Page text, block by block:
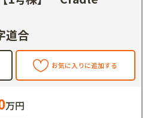
道合
お気に入りに追加する
万円